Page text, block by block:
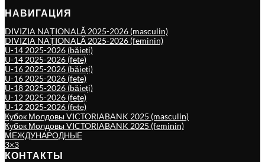
НАВИГАЦИЯ
DIVIZIA NAȚIONALĂ 2025-2026 (masculin)
DIVIZIA NAȚIONALĂ 2025-2026 (feminin)
U-14 2025-2026 (băieți)
U-14 2025-2026 (fete)
U-16 2025-2026 (băieți)
U-16 2025-2026 (fete)
U-18 2025-2026 (băieți)
U-12 2025-2026 (fete)
U-12 2025-2026 (fete)
Кубок Молдовы VICTORIABANK 2025 (masculin)
Кубок Молдовы VICTORIABANK 2025 (feminin)
МЕЖДУНАРОДНЫЕ
3×3
КОНТАКТЫ